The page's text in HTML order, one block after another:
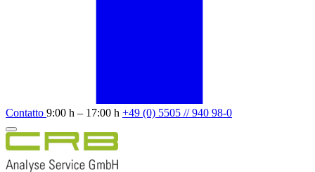
Contatto 9:00 h – 17:00 h +49 (0) 5505 // 940 98-0